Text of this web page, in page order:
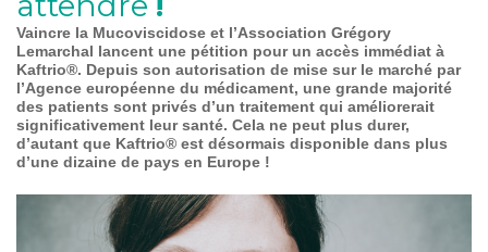
SOIGNER AUJOURD'HUI
GUÉRIR DEMAIN
ENSEMBLE
Vaincre la Mucoviscidose et l’Association Grégory
Lemarchal lancent une pétition pour un accès immédiat à
Kaftrio®. Depuis son autorisation de mise sur le marché par
l’Agence européenne du médicament, une grande majorité
des patients sont privés d’un traitement qui améliorerait
significativement leur santé. Cela ne peut plus durer,
d’autant que Kaftrio® est désormais disponible dans plus
d’une dizaine de pays en Europe !